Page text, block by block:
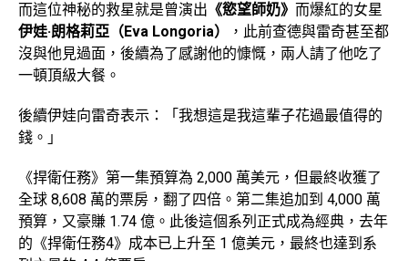
而這位神秘的救星就是曾演出 《慾望師奶》 而爆紅的女星
伊娃·朗格莉亞（Eva Longoria）
，此前查德與雷奇甚至都
沒與他見過面，後續為了感謝他的慷慨，兩人請了他吃了
一頓頂級大餐。
後續伊娃向雷奇表示：「我想這是我這輩子花過最值得的
錢。」
《捍衛任務》第一集預算為 2,000 萬美元，但最終收獲了
全球 8,608 萬的票房，翻了四倍。第二集追加到 4,000 萬
預算，又豪賺 1.74 億。此後這個系列正式成為經典，去年
的《捍衛任務4》成本已上升至 1 億美元，最終也達到系